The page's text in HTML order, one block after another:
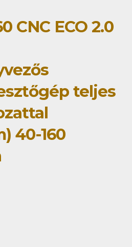
CNC ECO 2.0
teljes
40-160